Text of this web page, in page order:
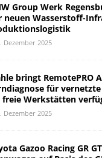
Group Werk
neuen Wasserstoff-
Dezember 2025
bringt RemotePRO
für
Werkstätten
Dezember 2025
Gazoo Racing GR